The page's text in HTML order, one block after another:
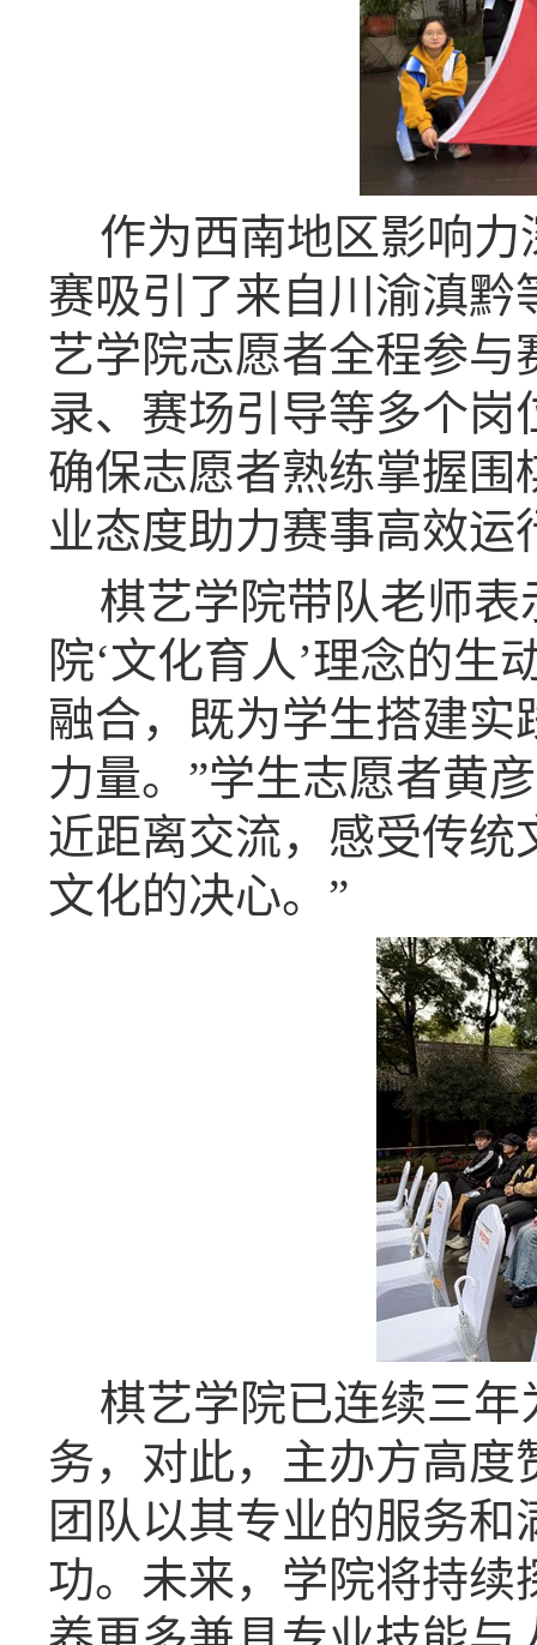
作为西南地区影响
赛吸引了来自川渝滇黔
艺学院志愿者全程参
录、赛场引导等多个
确保志愿者熟练掌握围
业态度助力赛事高效运
棋艺学院带队老师
院‘文化育人’理念的
融合，既为学生搭建
力量。”学生志愿者黄
近距离交流，感受传
文化的决心。”
棋艺学院已连续三
务，对此，主办方高
团队以其专业的服务
功。未来，学院将持续